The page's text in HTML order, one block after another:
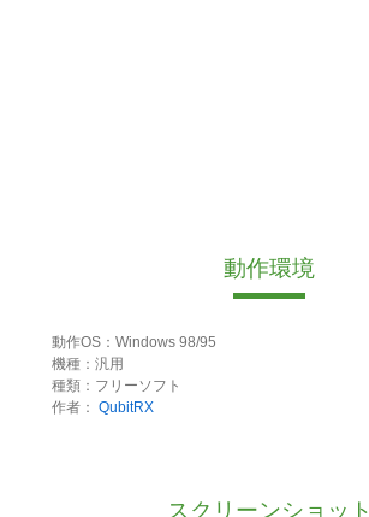
動作環境
動作OS：Windows 98/95
機種：汎用
種類：フリーソフト
作者： QubitRX
スクリーンショット